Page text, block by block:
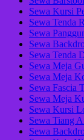
Sewa Kursi
Sewa Tenda
Sewa
Sewa
Sewa Tenda
Sewa Meja
Sewa Meja
Sewa Fascia
Sewa Meja
Sewa Kursi
Sewa Tiang
Sewa